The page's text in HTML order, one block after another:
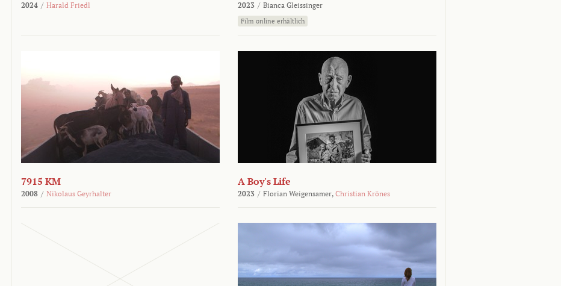
2024 / Harald Friedl 2023 / Bianca Gleissinger
Film online erhältlich
7915 KM
2008 / Nikolaus Geyrhalter
A Boy's Life
2023 / Florian Weigensamer, Christian Krönes